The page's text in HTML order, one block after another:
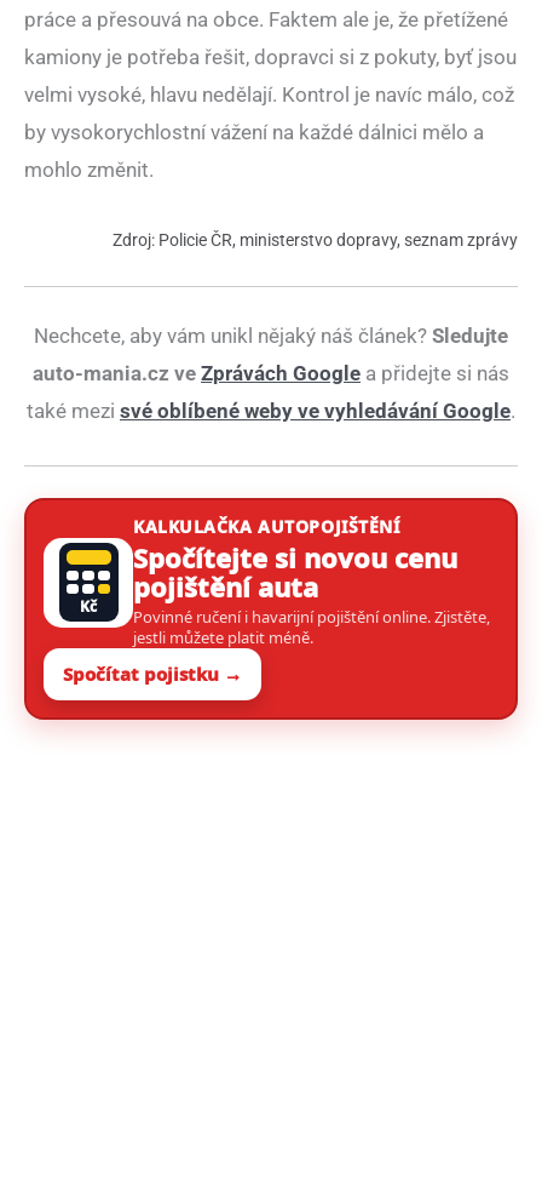
práce a přesouvá na obce. Faktem ale je, že přetížené
kamiony je potřeba řešit, dopravci si z pokuty, byť jsou
velmi vysoké, hlavu nedělají. Kontrol je navíc málo, což
by vysokorychlostní vážení na každé dálnici mělo a
mohlo změnit.
Zdroj: Policie ČR, ministerstvo dopravy, seznam zprávy
Nechcete, aby vám unikl nějaký náš článek? Sledujte
auto-mania.cz ve Zprávách Google a přidejte si nás
také mezi své oblíbené weby ve vyhledávání Google.
Kč
KALKULAČKA AUTOPOJIŠTĚNÍ
Spočítejte si novou cenu
pojištění auta
Povinné ručení i havarijní pojištění online. Zjistěte,
jestli můžete platit méně.
Spočítat pojistku →